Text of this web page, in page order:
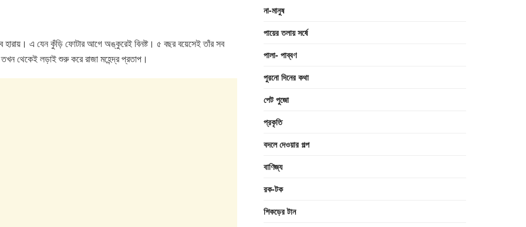
হারায়। এ যেন কুঁড়ি ফোটার আগে অঙ্কুরেই বিনষ্ট। ৫ বছর বয়েসেই তাঁর সব
থেকেই লড়াই শুরু করে রাজা মহেন্দ্র প্রতাপ।
না-মানুষ
পায়ের তলায় সর্ষে
পালা- পাব্বণ
পুরনো দিনের কথা
পেট পুজো
প্রকৃতি
বদলে দেওয়ার গল্প
বাণিজ্য
রক-টক
শিকড়ের টান